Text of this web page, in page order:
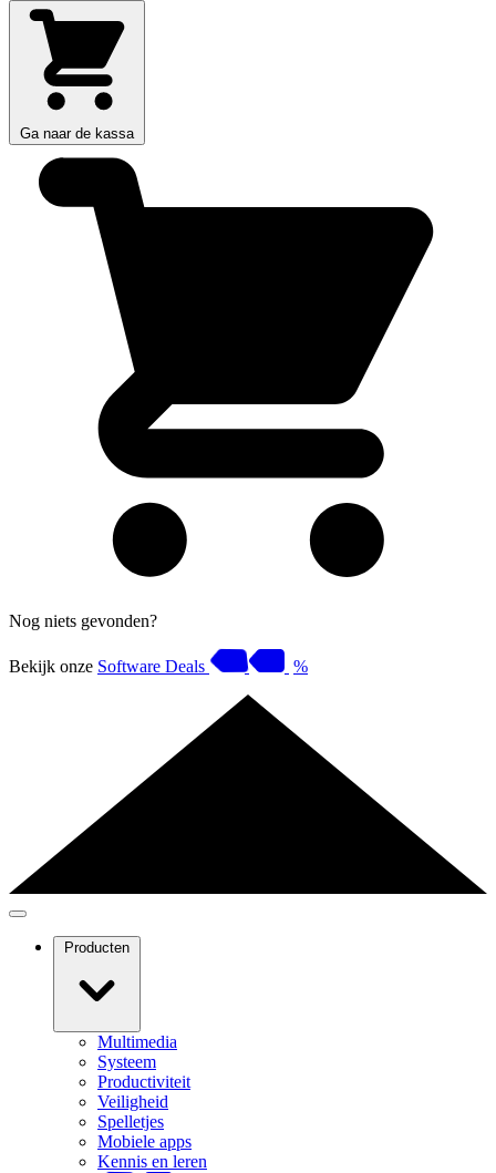
Ga naar de kassa
Nog niets gevonden?
Bekijk onze Software Deals %
Producten
Multimedia
Systeem
Productiviteit
Veiligheid
Spelletjes
Mobiele apps
Kennis en leren